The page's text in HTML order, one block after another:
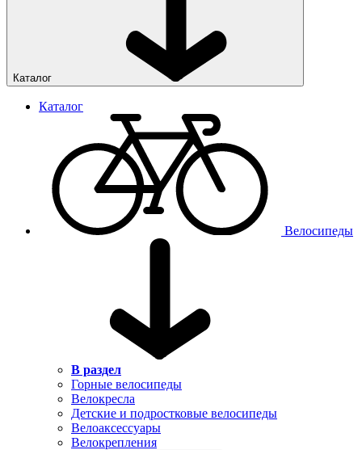
Каталог
Каталог
Велосипеды
В раздел
Горные велосипеды
Велокресла
Детские и подростковые велосипеды
Велоаксессуары
Велокрепления